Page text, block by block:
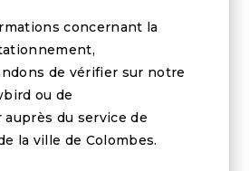
concernant la
de vérifier sur notre
ou de
du service de
la ville de Colombes.